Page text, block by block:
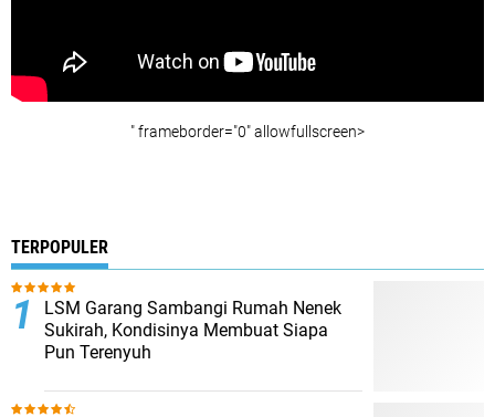
" frameborder="0" allowfullscreen>
TERPOPULER
LSM Garang Sambangi Rumah Nenek
Sukirah, Kondisinya Membuat Siapa
Pun Terenyuh